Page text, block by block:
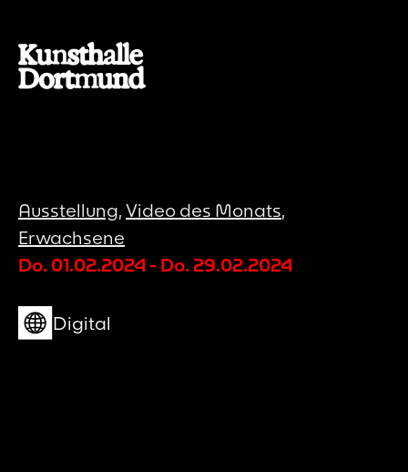
Ausstellung, Video des Monats,
Erwachsene
Do. 01.02.2024 - Do. 29.02.2024
Digital